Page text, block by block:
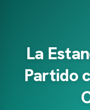
La
Partido